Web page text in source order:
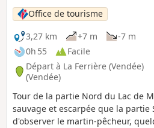
Office de tourisme
3,27 km
+7 m
-7 m
0h 55
Facile
Départ à La Ferrière (Vendée)
(Vendée)
Tour de la partie Nord du Lac de
sauvage et escarpée que la partie
d'observer le martin-pêcheur,